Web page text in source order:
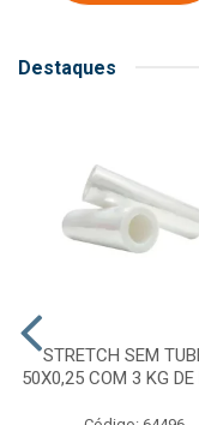
Destaques
STRETCH SEM
50X0,25 COM 3 KG DE